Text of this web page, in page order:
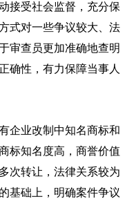
接受社会监督，充分保
式对一些争议较大、法
审查员更加准确地查明
确性，有力保障当事人
企业改制中知名商标和
标知名度高，商誉价值
次转让，法律关系较为
基础上，明确案件争议